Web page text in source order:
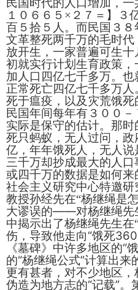
民国时代的人口增加，
１０６６５×２７＝】３
百５拾５人。而民国３８
文革整死两千万的毛时代
放开生，一家普遍可生
初就实行计划生育政策
加人口四亿七千多万。
正常死亡四亿七千多万人
死于瘟疫，以及灾荒饿
民国年间每年有３００－
实际是保守的估计。那
死只蚂蚁，无人过问，
亿，年年饿死人 ， 无人说
三千万却抄成最大的人
或四千万的数据是如何来
社会主义研究中心特邀
教授孙经先在“杨继绳是
大谬误的——对杨继绳先
中揭示出了杨继绳先生在
伤，导致他走向“饿死
《墓碑》中许多地区的“
的“杨继绳公式”计算出来
更有甚者，对不少地区
伪造为地方志的“记载”。